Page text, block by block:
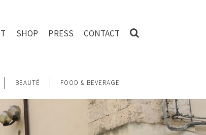
SHOP PRESS CONTACT
BEAUTÉ FOOD & BEVERAGE